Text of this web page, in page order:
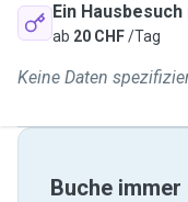
Ein
ab 20 CHF/Tag
Keine Daten
Buche